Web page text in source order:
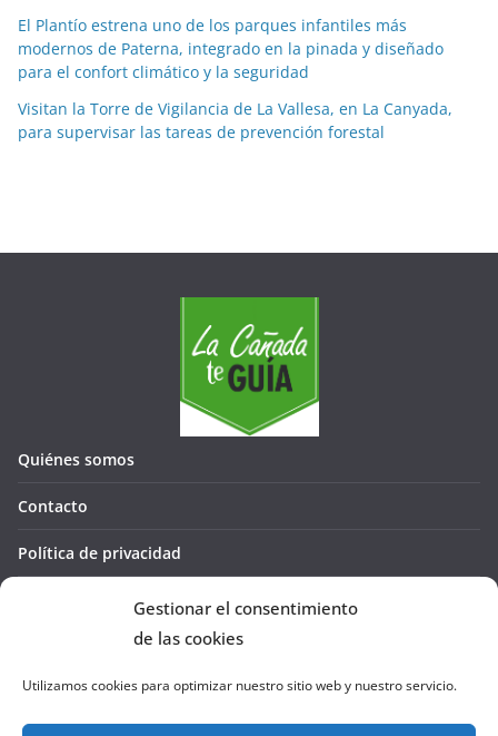
Gestionar el consentimiento
de las cookies
Utilizamos cookies para optimizar nuestro sitio web y nuestro servicio.
m
e
e
El Plantío estrena uno de los parques infantiles más
modernos de Paterna, integrado en la pinada y diseñado
para el confort climático y la seguridad
Visitan la Torre de Vigilancia de La Vallesa, en La Canyada,
para supervisar las tareas de prevención forestal
Quiénes somos
Contacto
Política de privacidad
Política de cookies (UE)